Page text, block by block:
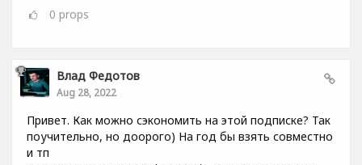
0 props
Влад Федотов
Aug 28, 2022
Привет. Как можно сэкономить на этой подписке? Так
поучительно, но доорого) На год бы взять совместно
и тп